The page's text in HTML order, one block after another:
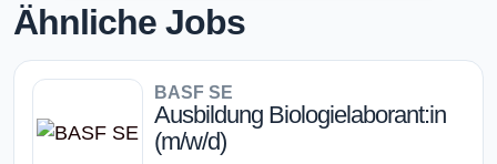
Ähnliche Jobs
BASF SE
Ausbildung Biologielaborant:in
(m/w/d)